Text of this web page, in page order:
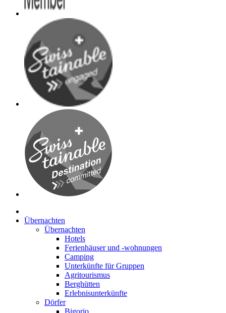
Übernachten
Übernachten
Hotels
Ferienhäuser und -wohnungen
Camping
Unterkünfte für Gruppen
Agritourismus
Berghütten
Erlebnisunterkünfte
Dörfer
Bigorio